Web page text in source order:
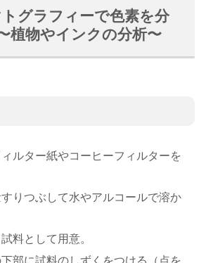
グラフィーで色素を分
植物やインクの分析〜
ルター紙やコーヒーフィルターを
りつぶして水やアルコールで溶か
料として用意。